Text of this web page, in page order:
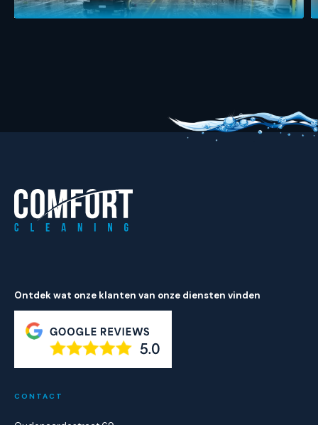
Ontdek wat onze klanten van onze diensten vinden
CONTACT